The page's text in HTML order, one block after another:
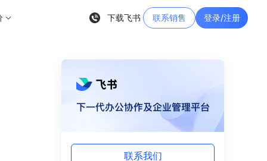
下载飞书 联系销售 登录/注册
联系我们